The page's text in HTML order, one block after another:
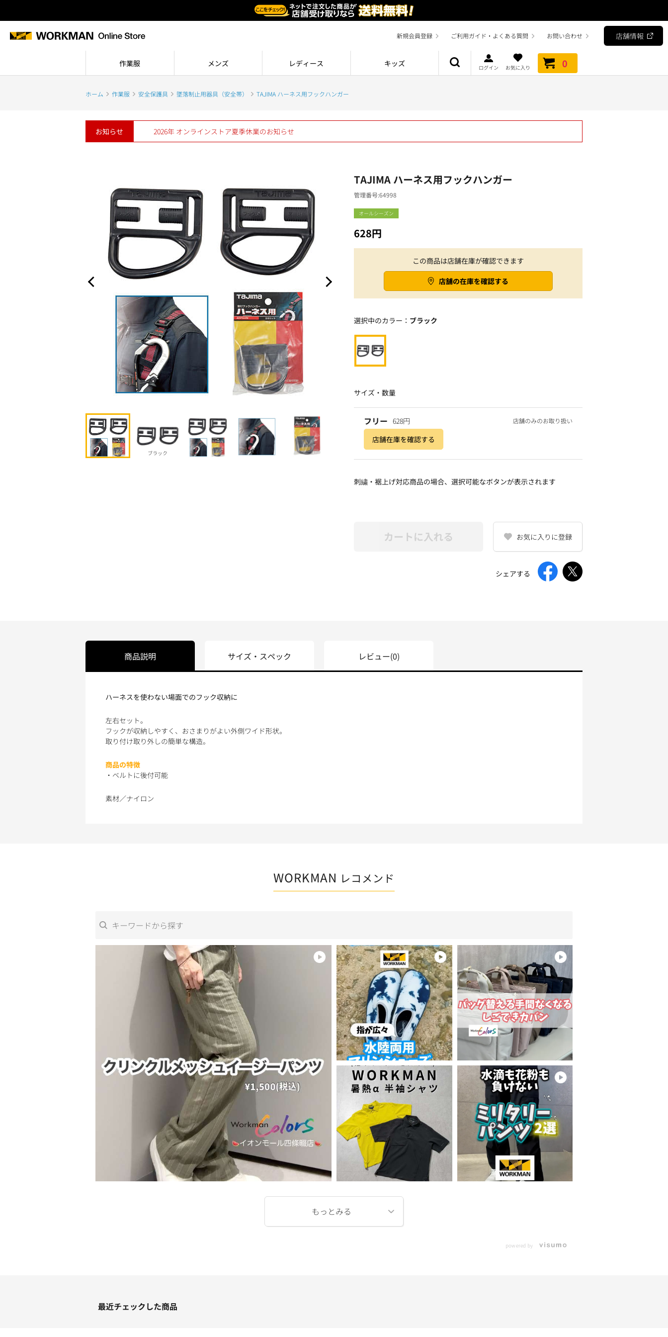
新規会員登録 ご利用ガイド・よくある質問 お問い合わせ 店舗情報
作業服 メンズ レディース キッズ ログイン お気に入り 0
ホーム 作業服 安全保護具 墜落制止用器具（安全帯） TAJIMA ハーネス用フックハンガー
お知らせ 2026年 オンラインストア夏季休業のお知らせ
ブラック
オールシーズン
この商品は店舗在庫が確認できます
店舗の在庫を確認する
TAJIMA ハーネス用フックハンガー
628円
管理番号64998
選択中のカラー： ブラック
サイズ・数量
フリー 628円 店舗のみのお取り扱い
店舗在庫を確認する
刺繍・裾上げ対応商品の場合、選択可能なボタンが表示されます
カートに入れる お気に入りに登録
シェアする
商品説明
ハーネスを使わない場面でのフック収納に
左右セット。
フックが収納しやすく、おさまりがよい外側ワイド形状。
取り付け取り外しの簡単な構造。
商品の特徴
・ベルトに後付可能
素材／ナイロン
サイズ・スペック レビュー(0)
WORKMAN レコメンド
powered by
最近チェックした商品